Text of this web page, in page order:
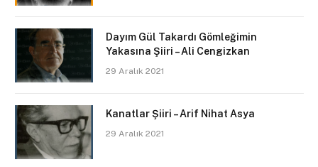
Dayım Gül Takardı Gömleğimin
Yakasına Şiiri – Ali Cengizkan
29 Aralık 2021
Kanatlar Şiiri – Arif Nihat Asya
29 Aralık 2021